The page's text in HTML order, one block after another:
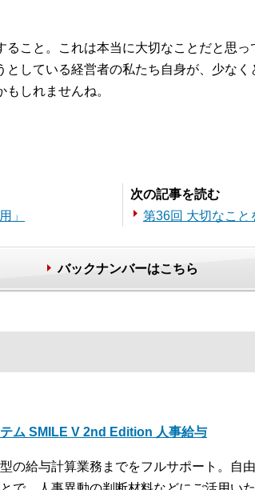
こと。これは本当に大切なことだと思
している経営者の私たち自身が、少な
しれませんね。
」
次の記事を読む
第36回 大切なこと
バックナンバーはこちら
ム SMILE V 2nd Edition 人事給与
の給与計算業務までをフルサポート。自